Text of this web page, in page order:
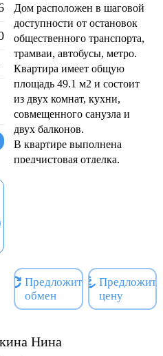
Дом расположен в шаговой
доступности от остановок
общественного транспорта,
трамваи, автобусы, метро.
Квартира имеет общую
площадь 49.1 м2 и состоит
из двух комнат, кухни,
совмещенного санузла и
двух балконов.
В квартире выполнена
предчистовая отделка,
для ремонта (песок, ,
цемент), есть два шкафа.
Будущему собственнику
остается только доделать
усмотрению и желанию.
Предложить
обмен
Предложить
цену
Нина